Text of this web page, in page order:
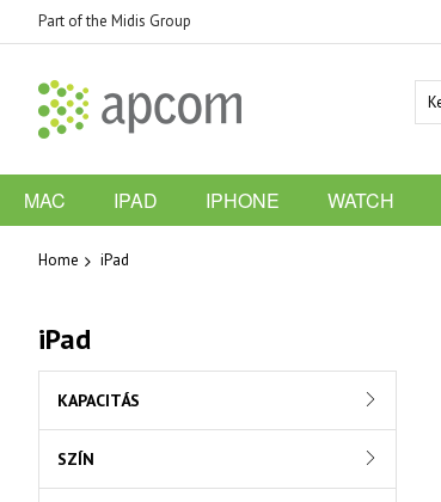
Part of the Midis Group
MAC IPAD IPHONE WATCH
Home iPad
iPad
KAPACITÁS
SZÍN